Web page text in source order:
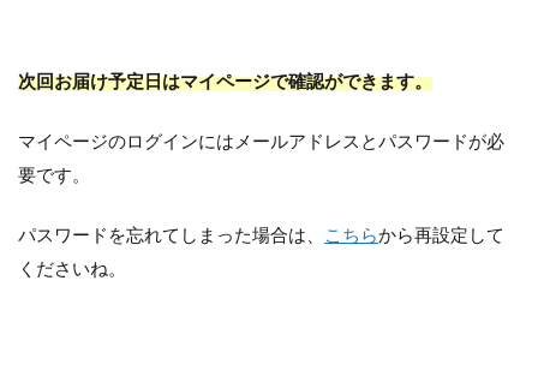
次回お届け予定日はマイページで確認ができます。
マイページのログインにはメールアドレスとパスワードが必
要です。
パスワードを忘れてしまった場合は、 こちらから再設定して
くださいね。